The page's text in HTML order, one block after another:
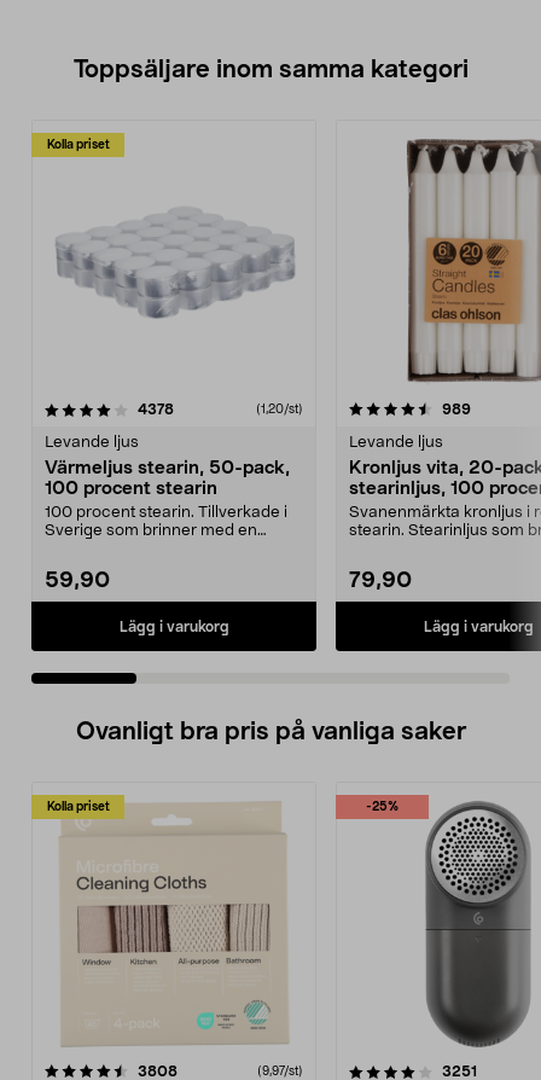
Toppsäljare inom samma kategori
Kolla priset
4378recensioner (1,20/st)
Levande ljus
Värmeljus stearin, 50-pack,
100 procent stearin
100 procent stearin. Tillverkade i
Sverige som brinner med en
59,90
Lägg i varukorg
4.5 av 5 stjärnor 989
Levande ljus
Kronljus vita, 20-
stearinljus, 100
stearin
Svanenmärkta kronljus i
stearin. Stearinljus som
79,90
Lägg i varukorg
5.0 av 5 stjärnor
Ovanligt bra pris på vanliga saker
Kolla priset
3808recensioner (9,97/st)
-25%
4.0av 5 stjärnor 3251
4.5av 5 stjärnor